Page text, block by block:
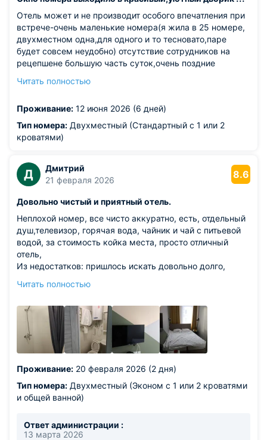
Отель может и не производит особого впечатления при
встрече-очень маленькие номера(я жила в 25 номере,
двухместном одна,для одного и то тесновато,паре
будет совсем неудобно) отсутствие сотрудников на
рецепшене большую часть суток,очень поздние
местоположение! Во первых-отель находится в очень
дворике,удобное расположение по отношению ко всем
достопримечательностям(Петропавловка,домик
Петра,Мечеть,ботанический сад), рядом отличный
всем готовы помочь.
Читать полностью
Проживание: 12 июня 2026 (6 дней)
Тип номера: Двухместный (Стандартный с 1 или 2
кроватями)
Д
Дмитрий
21 февраля 2026
8.6
Довольно чистый и приятный отель.
Неплохой номер, все чисто аккуратно, есть, отдельный
душ,телевизор, горячая вода, чайник и чай с питьевой
водой, за стоимость койка места, просто отличный
отель,
Из недостатков: пришлось искать довольно долго,
за того что мой самолёт задержали на +5 часов
Читать полностью
Проживание: 20 февраля 2026 (2 дня)
Тип номера: Двухместный (Эконом с 1 или 2 кроватями
и общей ванной)
Ответ администрации :
13 марта 2026